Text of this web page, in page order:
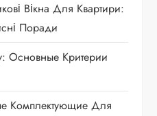
Вікна Для Квартири:
Поради
Основные Критерии
Комплектующие Для